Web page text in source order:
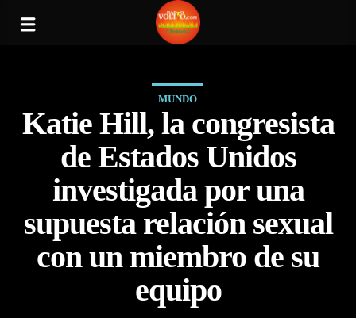
MUNDO
Katie Hill, la congresista
de Estados Unidos
investigada por una
supuesta relación sexual
con un miembro de su
equipo